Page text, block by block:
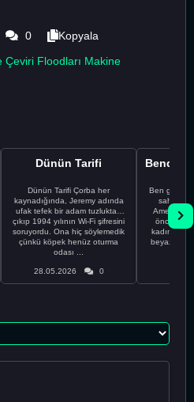
0
Kopyala
Çeviri Floodları Makine
Dünün Tarifi
Dünün Tarifi Çorba her
kaynadığında, Jeremy adında
ufak tefek bir adam tuzluktan
çıkıp 1994 yılının Wi-Fi şifresini
soruyordu. Ona hiç söylemedik
çünkü köpek henüz oturma
odası ...
28.05.2026 0
Ben gururlu
sahip
önce
kadınla
beyaz